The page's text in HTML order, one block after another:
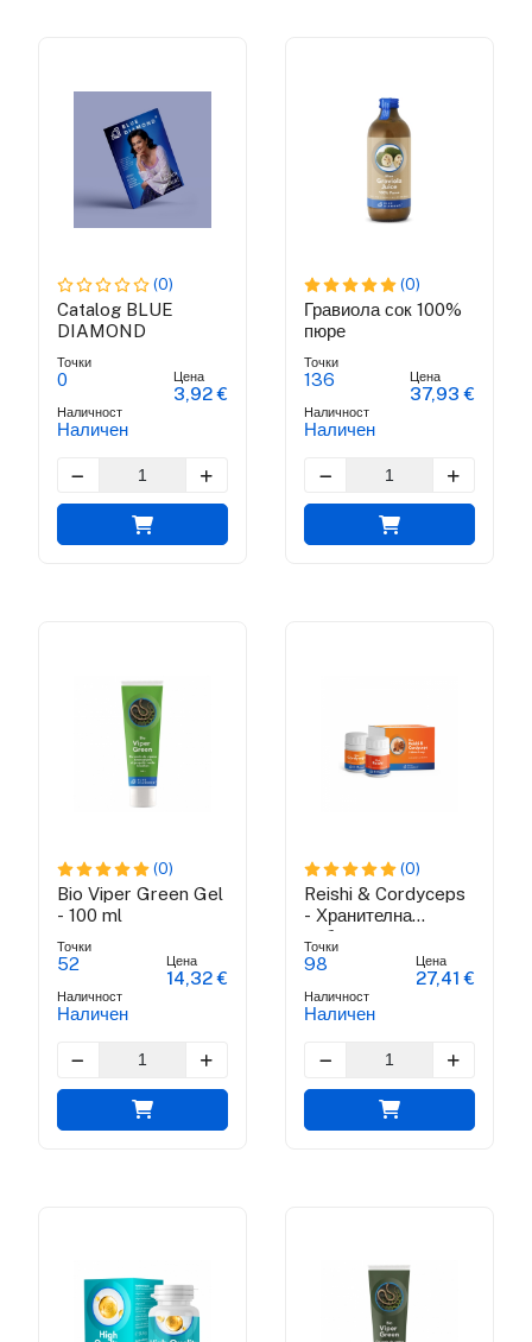
(0)
Catalog BLUE
DIAMOND
Точки
0
Наличност
Наличен
Цена
3,92 €
(0)
Гравиола сок 100%
пюре
Точки
136
Наличност
Наличен
Цена
37,93 €
(0)
Bio Viper Green Gel
- 100 ml
Точки
52
Наличност
Наличен
Цена
14,32 €
(0)
Reishi & Cordyceps
- Хранителна
добавка
Точки
98
Наличност
Наличен
Цена
27,41 €